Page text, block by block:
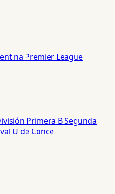
Premier League
Primera BSegunda
U de Conce